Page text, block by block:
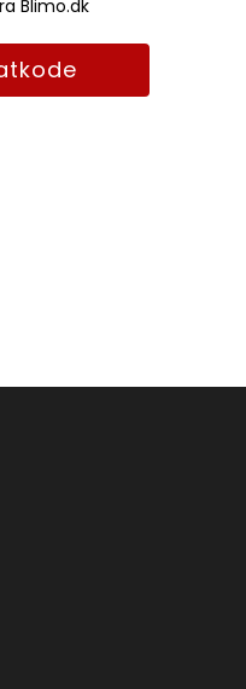
Blimo.dk